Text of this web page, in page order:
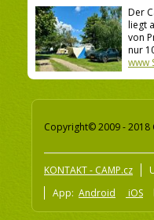
Der
liegt
von
nur
www
Copyright© 2009 - 2018
KONTAKT - CAMP.cz
App: Android iOS